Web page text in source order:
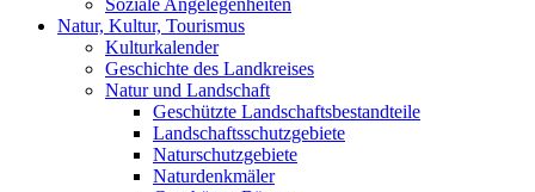
Soziale Angelegenheiten
Natur, Kultur, Tourismus
Kulturkalender
Geschichte des Landkreises
Natur und Landschaft
Geschützte Landschaftsbestandteile
Landschaftsschutzgebiete
Naturschutzgebiete
Naturdenkmäler